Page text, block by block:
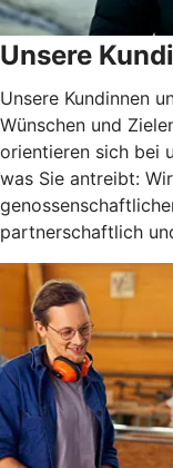
Unsere
Unsere Kundinnen
Wünschen und
orientieren sich bei
was Sie antreibt:
partnerschaftlich